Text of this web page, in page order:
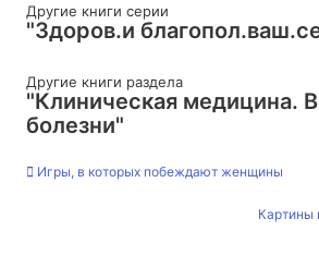
Другие книги серии
"Здоров.и
Другие книги раздела
"Клиническая медицина.
болезни"
Игры, в которых побеждают женщины
Картины